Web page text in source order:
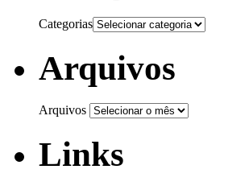
Categorias
Arquivos
Arquivos
Links